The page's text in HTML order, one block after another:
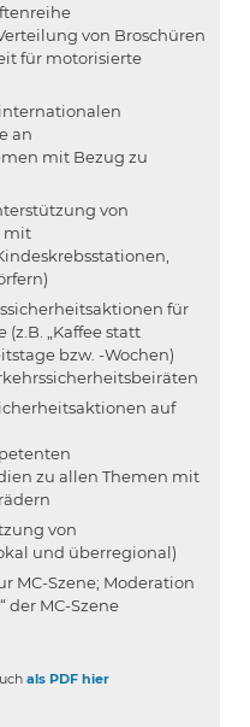
von Broschüren
für motorisierte
an
mit Bezug zu
von
mit
für
„Kaffee statt
bzw. -Wochen)
auf
zu allen Themen mit
von
und überregional)
MC-Szene; Moderation
der MC-Szene
als PDF hier